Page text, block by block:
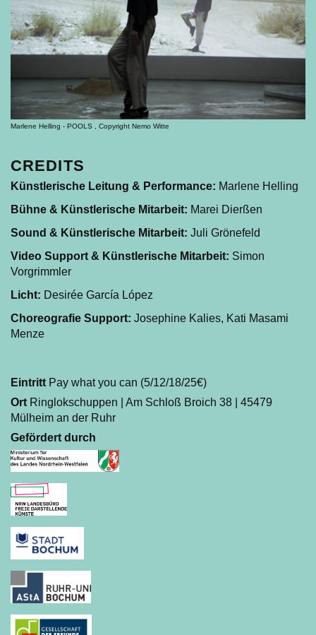
Marlene Helling - POOLS , Copyright Nemo Witte
CREDITS
Künstlerische Leitung & Performance: Marlene Helling
Bühne & Künstlerische Mitarbeit: Marei Dierßen
Sound & Künstlerische Mitarbeit: Juli Grönefeld
Video Support & Künstlerische Mitarbeit: Simon
Vorgrimmler
Licht: Desirée García López
Choreografie Support: Josephine Kalies, Kati Masami
Menze
Eintritt Pay what you can (5/12/18/25€)
Ort Ringlokschuppen | Am Schloß Broich 38 | 45479
Mülheim an der Ruhr
Gefördert durch